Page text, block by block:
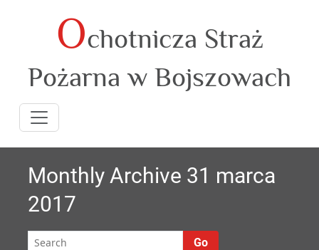
Ochotnicza Straż
Pożarna w Bojszowach
Monthly Archive 31 marca
2017
Go